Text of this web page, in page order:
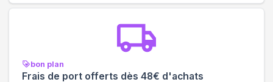
bon plan
Frais de port offerts dès 48€ d'achats